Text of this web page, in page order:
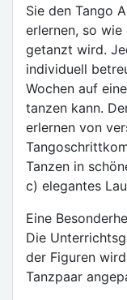
Sie den Tango
erlernen, so wie
getanzt wird.
individuell
Wochen auf
tanzen kann.
erlernen von
Tanzen in
c) elegantes
Eine
Die
der Figuren
Tanzpaar